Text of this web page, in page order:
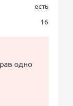
есть
16
одно